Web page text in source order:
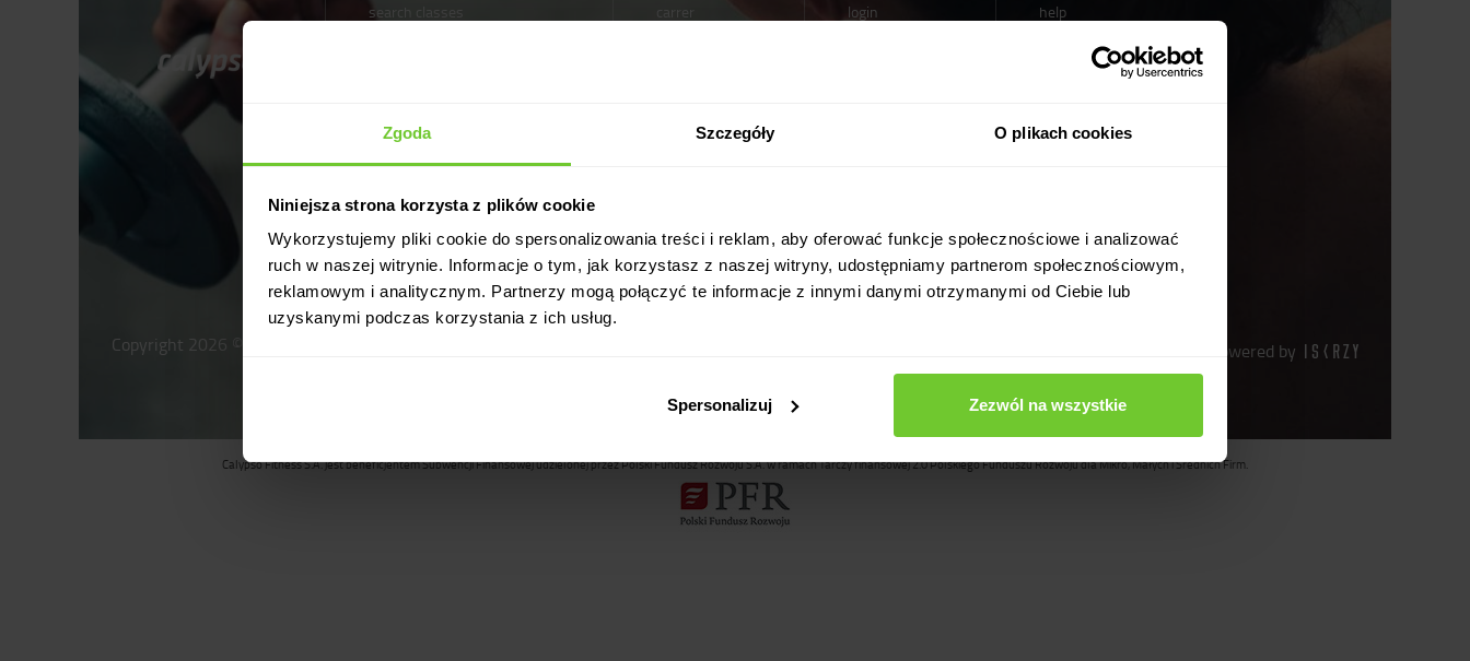
Zgoda Szczegóły O plikach cookies
Niniejsza strona korzysta z plików cookie
Wykorzystujemy pliki cookie do spersonalizowania treści i reklam, aby oferować funkcje społecznościowe i analizować
ruch w naszej witrynie. Informacje o tym, jak korzystasz z naszej witryny, udostępniamy partnerom społecznościowym,
reklamowym i analitycznym. Partnerzy mogą połączyć te informacje z innymi danymi otrzymanymi od Ciebie lub
uzyskanymi podczas korzystania z ich usług.
Spersonalizuj Zezwól na wszystkie
search classes
blog
carrer
login
help
download
Copyright 2026 © Calypso Fitness S.A. Website powered by
Calypso Fitness S.A. jest beneficjentem Subwencji Finansowej udzielonej przez Polski Fundusz Rozwoju S.A. w ramach Tarczy finansowej 2.0 Polskiego Funduszu Rozwoju dla Mikro, Małych i Średnich Firm.